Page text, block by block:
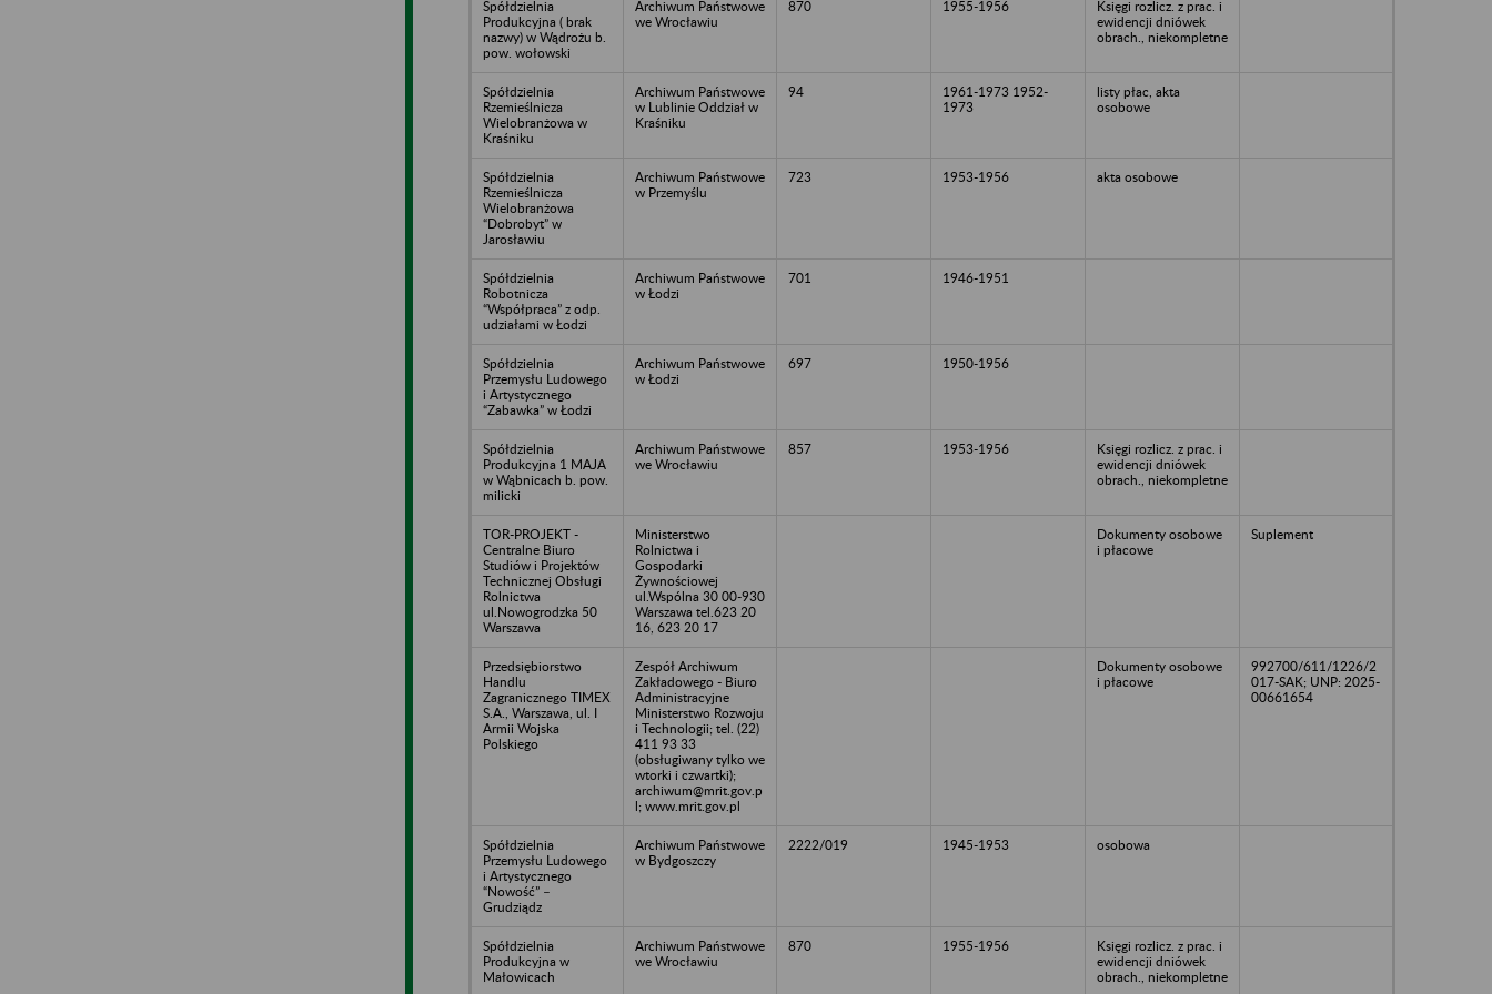
Spółdzielnia
Produkcyjna ( brak
nazwy) w Wądrożu b.
pow. wołowski
Archiwum Państwowe
we Wrocławiu
870 1955-1956
Księgi rozlicz. z prac. i
ewidencji dniówek
obrach., niekompletne
Spółdzielnia
Rzemieślnicza
Wielobranżowa w
Kraśniku
Archiwum Państwowe
w Lublinie Oddział w
Kraśniku
94
1961-1973 1952-
1973
listy płac, akta
osobowe
Spółdzielnia
Rzemieślnicza
Wielobranżowa
“Dobrobyt” w
Jarosławiu
Archiwum Państwowe
w Przemyślu
723 1953-1956 akta osobowe
Spółdzielnia
Robotnicza
“Współpraca” z odp.
udziałami w Łodzi
Archiwum Państwowe
w Łodzi
701 1946-1951
Spółdzielnia
Przemysłu Ludowego
i Artystycznego
“Zabawka” w Łodzi
Archiwum Państwowe
w Łodzi
697 1950-1956
Spółdzielnia
Produkcyjna 1 MAJA
w Wąbnicach b. pow.
milicki
Archiwum Państwowe
we Wrocławiu
857 1953-1956
Księgi rozlicz. z prac. i
ewidencji dniówek
obrach., niekompletne
TOR-PROJEKT -
Centralne Biuro
Studiów i Projektów
Technicznej Obsługi
Rolnictwa
ul.Nowogrodzka 50
Warszawa
Ministerstwo
Rolnictwa i
Gospodarki
Żywnościowej
ul.Wspólna 30 00-930
Warszawa tel.623 20
16, 623 20 17
Dokumenty osobowe
i płacowe
Suplement
Przedsiębiorstwo
Handlu
Zagranicznego TIMEX
S.A., Warszawa, ul. I
Armii Wojska
Polskiego
Zespół Archiwum
Zakładowego - Biuro
Administracyjne
Ministerstwo Rozwoju
i Technologii; tel. (22)
411 93 33
(obsługiwany tylko we
wtorki i czwartki);
archiwum@mrit.gov.p
l; www.mrit.gov.pl
Dokumenty osobowe
i płacowe
992700/611/1226/2
017-SAK; UNP: 2025-
00661654
Spółdzielnia
Przemysłu Ludowego
i Artystycznego
“Nowość” –
Grudziądz
Archiwum Państwowe
w Bydgoszczy
2222/019 1945-1953 osobowa
Spółdzielnia
Produkcyjna w
Małowicach
Archiwum Państwowe
we Wrocławiu
870 1955-1956
Księgi rozlicz. z prac. i
ewidencji dniówek
obrach., niekompletne